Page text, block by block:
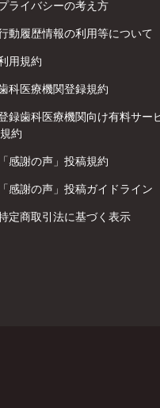
ライバシーの考え方
動履歴情報の利用等について
用規約
科医療機関登録規約
録歯科医療機関向け有料サー
約
「感謝の声」投稿規約
「感謝の声」投稿ガイドライン
定商取引法に基づく表示